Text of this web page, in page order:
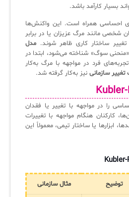
بسیار کارآمد باشد.
احساسی همراه است. این واکنش‌ها
شخصی مانند مرگ عزیزان یا در برابر
ساختار کاری ظاهر شوند. مدل
سوگ» شناخته می‌شود، ابتدا در
فرد در مواجهه با مرگ به‌کار
سازمانی نیز به‌کار گرفته شد.
را در مواجهه با تغییر یا فقدان
کارکنان هنگام مواجهه با تغییرات
ابزارها یا ساختار تیمی، معمولاً این
توضیح مثال سازمانی
نقاط پایانی]
برای مراکز آموزشی و دانشگاه‌ها
فناوری اطلاعات
دسک
تخصصی